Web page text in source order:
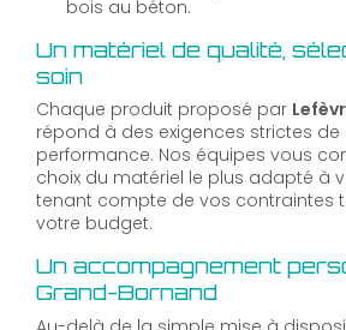
bois au béton.
Un matériel de qualité,
soin
Chaque produit proposé par
répond à des exigences strictes de
performance. Nos équipes vous
choix du matériel le plus adapté à
tenant compte de vos contraintes
votre budget.
Un accompagnement
Grand-Bornand